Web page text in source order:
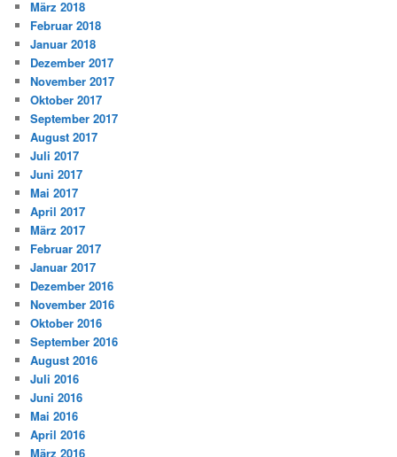
März 2018
Februar 2018
Januar 2018
Dezember 2017
November 2017
Oktober 2017
September 2017
August 2017
Juli 2017
Juni 2017
Mai 2017
April 2017
März 2017
Februar 2017
Januar 2017
Dezember 2016
November 2016
Oktober 2016
September 2016
August 2016
Juli 2016
Juni 2016
Mai 2016
April 2016
März 2016